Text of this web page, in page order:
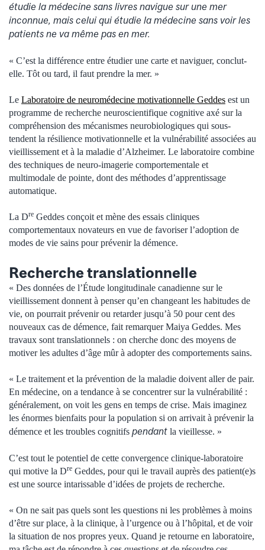
étudie la médecine sans livres navigue sur une mer
inconnue, mais celui qui étudie la médecine sans voir les
patients ne va même pas en mer.
« C’est la différence entre étudier une carte et naviguer, conclut-
elle. Tôt ou tard, il faut prendre la mer. »
Le Laboratoire de neuromédecine motivationnelle Geddes est un
programme de recherche neuroscientifique cognitive axé sur la
compréhension des mécanismes neurobiologiques qui sous-
tendent la résilience motivationnelle et la vulnérabilité associées au
vieillissement et à la maladie d’Alzheimer. Le laboratoire combine
des techniques de neuro-imagerie comportementale et
multimodale de pointe, dont des méthodes d’apprentissage
automatique.
La Dre Geddes conçoit et mène des essais cliniques
comportementaux novateurs en vue de favoriser l’adoption de
modes de vie sains pour prévenir la démence.
Recherche translationnelle
« Des données de l’Étude longitudinale canadienne sur le
vieillissement donnent à penser qu’en changeant les habitudes de
vie, on pourrait prévenir ou retarder jusqu’à 50 pour cent des
nouveaux cas de démence, fait remarquer Maiya Geddes. Mes
travaux sont translationnels : on cherche donc des moyens de
motiver les adultes d’âge mûr à adopter des comportements sains.
« Le traitement et la prévention de la maladie doivent aller de pair.
En médecine, on a tendance à se concentrer sur la vulnérabilité :
généralement, on voit les gens en temps de crise. Mais imaginez
les énormes bienfaits pour la population si on arrivait à prévenir la
démence et les troubles cognitifs pendant la vieillesse. »
C’est tout le potentiel de cette convergence clinique-laboratoire
qui motive la Dre Geddes, pour qui le travail auprès des patient(e)s
est une source intarissable d’idées de projets de recherche.
« On ne sait pas quels sont les questions ni les problèmes à moins
d’être sur place, à la clinique, à l’urgence ou à l’hôpital, et de voir
la situation de nos propres yeux. Quand je retourne en laboratoire,